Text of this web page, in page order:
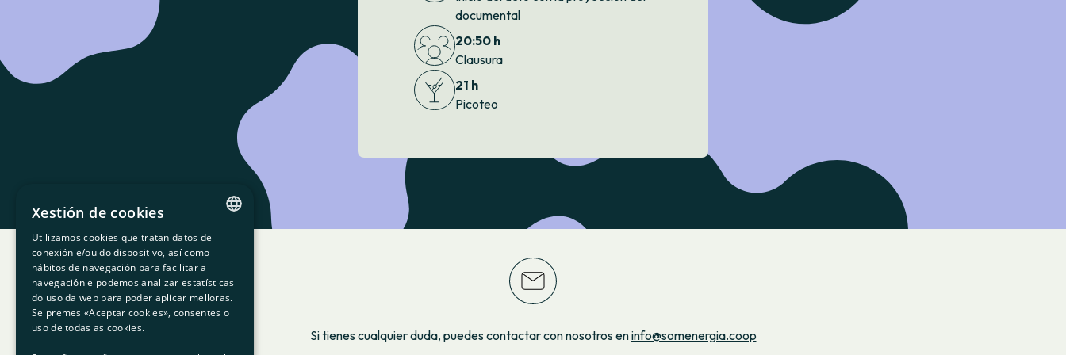
documental
20:50 h
Clausura
21 h
Picoteo
Si tienes cualquier duda, puedes contactar con nosotros eninfo@somenergia.coop
CATALAN
SPANISH
GL
Xestión de cookies
Utilizamos cookies que tratan datos de
conexión e/ou do dispositivo, así como
hábitos de navegación para facilitar a
navegación e podemos analizar estatísticas
do uso da web para poder aplicar melloras.
Se premes «Aceptar cookies», consentes o
uso de todas as cookies.